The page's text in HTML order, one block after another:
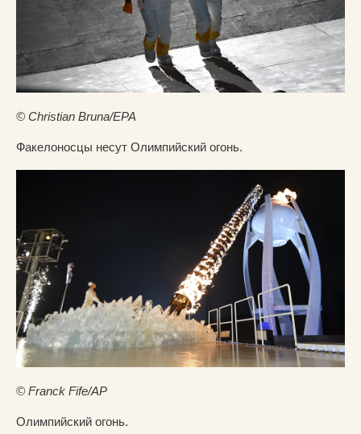
© Christian Bruna/EPA
Факелоносцы несут Олимпийский огонь.
© Franck Fife/AP
Олимпийский огонь.